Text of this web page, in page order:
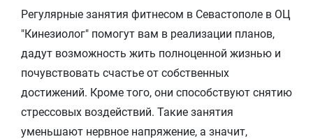
Регулярные занятия фитнесом в Севастополе в ОЦ
"Кинезиолог" помогут вам в реализации планов,
дадут возможность жить полноценной жизнью и
почувствовать счастье от собственных
достижений. Кроме того, они способствуют снятию
стрессовых воздействий. Такие занятия
уменьшают нервное напряжение, а значит,